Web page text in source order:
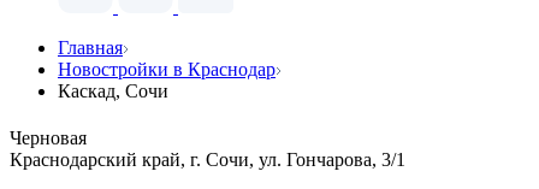
Главная
Новостройки в Краснодар
Каскад, Сочи
Черновая
Краснодарский край, г. Сочи, ул. Гончарова, 3/1